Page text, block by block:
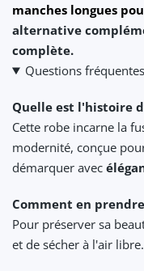
manches longues
alternative
complète.
Questions fréquentes
Quelle est l'histoire
Cette robe incarne la
modernité, conçue
démarquer avec
Comment en
Pour préserver sa
et de sécher à l'air libre.